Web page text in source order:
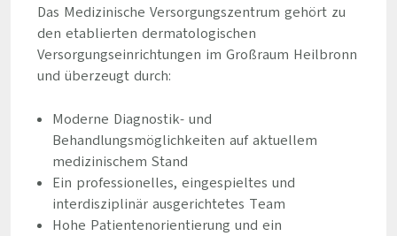
Das Medizinische Versorgungszentrum gehört zu
den etablierten dermatologischen
Versorgungseinrichtungen im Großraum Heilbronn
und überzeugt durch:
Moderne Diagnostik- und
Behandlungsmöglichkeiten auf aktuellem
medizinischem Stand
Ein professionelles, eingespieltes und
interdisziplinär ausgerichtetes Team
Hohe Patientenorientierung und ein